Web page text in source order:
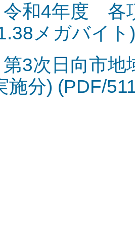
和4年度 各
メガバイト)
3次日向市地
施分) (PDF/